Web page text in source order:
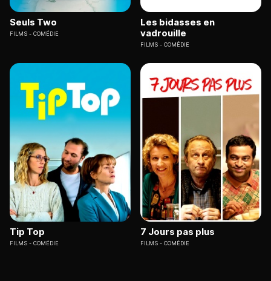
Seuls Two
FILMS COMÉDIE
Les bidasses en
vadrouille
FILMS COMÉDIE
Tip Top
FILMS COMÉDIE
7 Jours pas plus
FILMS COMÉDIE